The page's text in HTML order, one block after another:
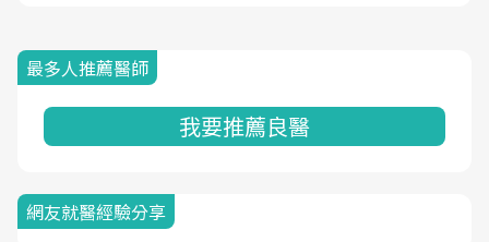
最多人推薦醫師
我要推薦良醫
網友就醫經驗分享